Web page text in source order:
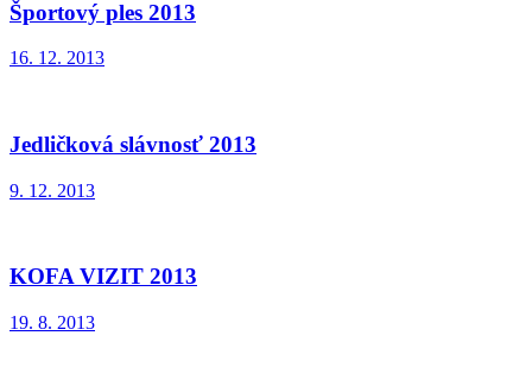
Športový ples 2013
16. 12. 2013
Jedličková slávnosť 2013
9. 12. 2013
KOFA VIZIT 2013
19. 8. 2013